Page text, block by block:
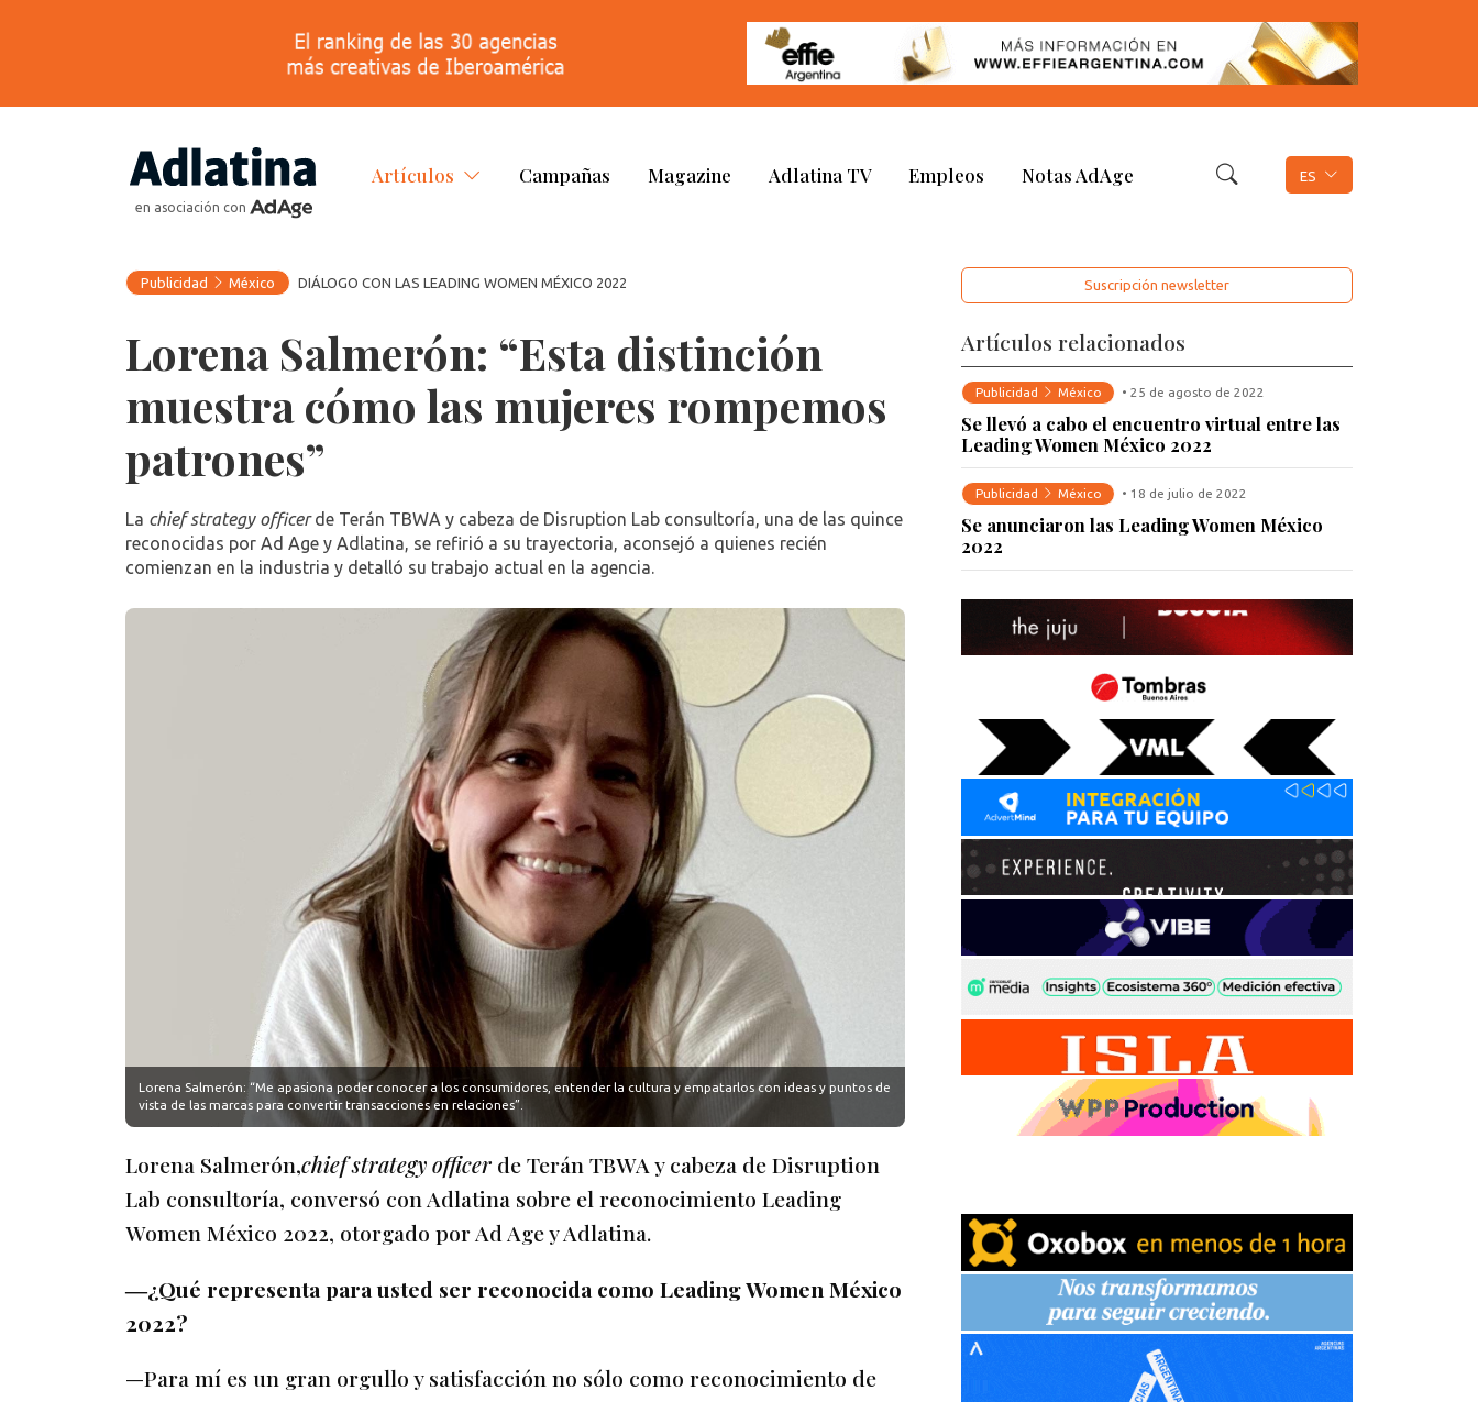
en asociación con
Artículos Campañas Magazine Adlatina TV Empleos Notas AdAge ES
Publicidad México DIÁLOGO CON LAS LEADING WOMEN MÉXICO 2022
Lorena Salmerón: “Esta distinción
muestra cómo las mujeres rompemos
patrones”
La chief strategy officerde Terán TBWA y cabeza de Disruption Lab consultoría, una de las quince
reconocidas por Ad Age y Adlatina, se refirió a su trayectoria, aconsejó a quienes recién
comienzan en la industria y detalló su trabajo actual en la agencia.
Lorena Salmerón: “Me apasiona poder conocer a los consumidores, entender la cultura y empatarlos con ideas y puntos de
vista de las marcas para convertir transacciones en relaciones”.
Lorena Salmerón,chief strategy officer de Terán TBWA y cabeza de Disruption
Lab consultoría, conversó con Adlatina sobre el reconocimiento Leading
Women México 2022, otorgado por Ad Age y Adlatina.
―¿Qué representa para usted ser reconocida como Leading Women México
2022?
—Para mí es un gran orgullo y satisfacción no sólo como reconocimiento de
Suscripción newsletter
Artículos relacionados
Publicidad México • 25 de agosto de 2022
Se llevó a cabo el encuentro virtual entre las
Leading Women México 2022
Publicidad México • 18 de julio de 2022
Se anunciaron las Leading Women México
2022